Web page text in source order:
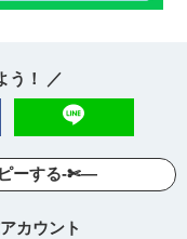
う！ ／
ーする-✄—
カウント